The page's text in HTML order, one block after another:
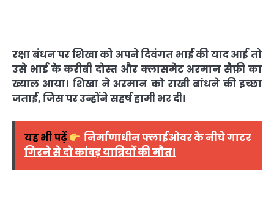
रक्षा बंधन पर शिखा को अपने दिवंगत भाई की याद आई तो
उसे भाई के करीबी दोस्त और क्लासमेट अरमान सैफ़ी का
ख्याल आया। शिखा ने अरमान को राखी बांधने की इच्छा
जताई, जिस पर उन्होंने सहर्ष हामी भर दी।
यह भी पढ़ें
निर्माणाधीन फ्लाईओवर के नीचे गाटर
गिरने से दो कांवड़ यात्रियों की मौत।